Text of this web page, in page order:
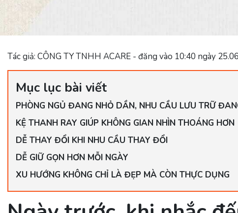
Tác giả: CÔNG TY TNHH ACARE - đăng vào 10:40 ngày
Mục lục bài viết
PHÒNG NGỦ ĐANG NHỎ DẦN, NHU CẦU LƯU TRỮ
KỆ THANH RAY GIÚP KHÔNG GIAN NHÌN THOÁNG HƠN
DỄ THAY ĐỔI KHI NHU CẦU THAY ĐỔI
DỄ GIỮ GỌN HƠN MỖI NGÀY
XU HƯỚNG KHÔNG CHỈ LÀ ĐẸP MÀ CÒN THỰC DỤNG